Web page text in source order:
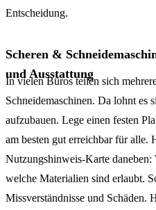
Entscheidung.
Scheren &
und Ausstattung
In vielen Büros teilen sich
Schneidemaschinen. Da lohnt es
aufzubauen. Lege einen festen
am besten gut erreichbar für alle.
Nutzungshinweis-Karte
welche Materialien sind erlaubt.
Missverständnisse und Schäden.